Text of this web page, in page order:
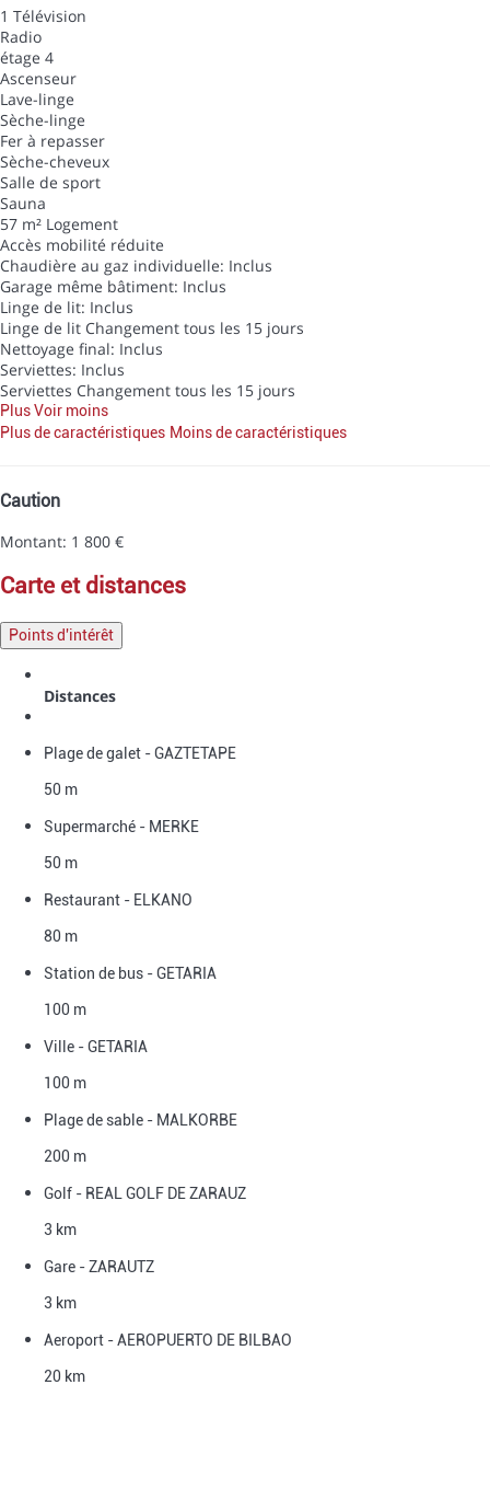
1 Télévision
Radio
étage 4
Ascenseur
Lave-linge
Sèche-linge
Fer à repasser
Sèche-cheveux
Salle de sport
Sauna
57 m² Logement
Accès mobilité réduite
Chaudière au gaz individuelle: Inclus
Garage même bâtiment: Inclus
Linge de lit: Inclus
Linge de lit Changement tous les 15 jours
Nettoyage final: Inclus
Serviettes: Inclus
Serviettes Changement tous les 15 jours
PlusVoir moins
Plus de caractéristiques Moins de caractéristiques
Caution
Montant: 1 800 €
carte et distances
Points d'intérêt
Distances
Plage de galet - GAZTETAPE
50 m
Supermarché - MERKE
50 m
Restaurant - ELKANO
80 m
Station de bus - GETARIA
100 m
Ville - GETARIA
100 m
Plage de sable - MALKORBE
200 m
Golf - REAL GOLF DE ZARAUZ
3 km
Gare - ZARAUTZ
3 km
Aeroport - AEROPUERTO DE BILBAO
20 km